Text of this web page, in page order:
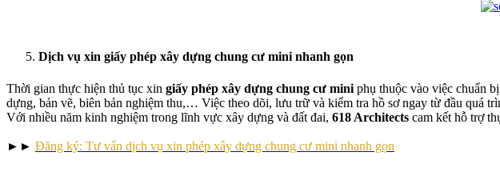
Dịch vụ xin giấy phép xây dựng chung cư mini nhanh gọn
Thời gian thực hiện thủ tục xin giấy phép xây dựng chung cư mini phụ thuộc vào việc chuẩn
dựng, bản vẽ, biên bản nghiệm thu,… Việc theo dõi, lưu trữ và kiểm tra hồ sơ ngay từ đầu quá
Với nhiều năm kinh nghiệm trong lĩnh vực xây dựng và đất đai, 618 Architects cam kết hỗ trợ
►► Đăng ký: Tư vấn dịch vụ xin phép xây dựng chung cư mini nhanh gọn